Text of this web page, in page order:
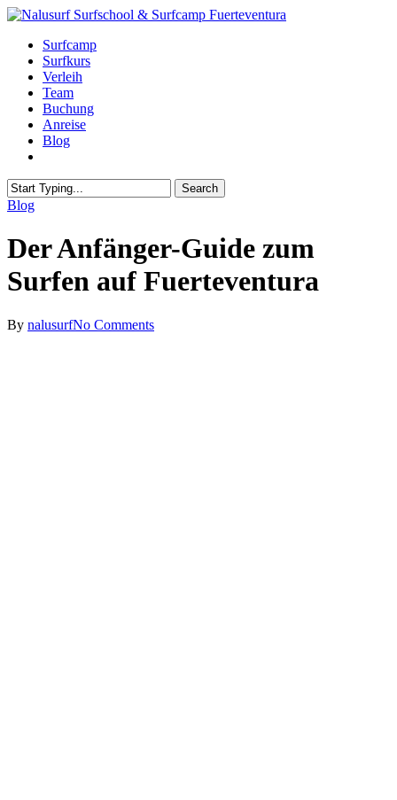
Skip
main
content
Menu
Surfcamp
Surfkurs
Verleih
Team
Buchung
Anreise
Blog
Search
Close
Blog
Der Anfänger-Guide zum
Surfen auf Fuerteventura
By nalusurfNo Comments